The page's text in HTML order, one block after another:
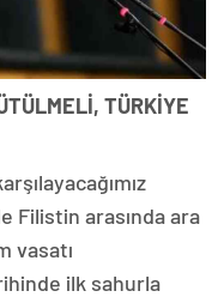
TÜRKİYE
Filistin arasında ara
vasatı
ilk sahurla